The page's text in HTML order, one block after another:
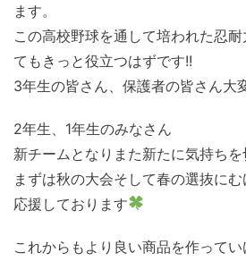
ます。
この高校野球を通して培われた忍
てもきっと役立つはずです!!
3年生の皆さん、保護者の皆さん大
2年生、1年生のみなさん
新チームとなりまた新たに気持ちを
まずは秋の大会そして春の選抜に
応援しております
これからもより良い商品を作って